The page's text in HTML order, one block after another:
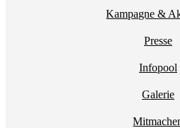
Kampagne &
Presse
Infopool
Galerie